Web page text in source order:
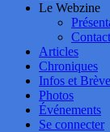
Le Webzine
Contact
Articles
Chroniques
Infos et
Photos
Événements
Se connecter